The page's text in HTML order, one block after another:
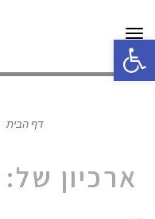
פתח סרגל נגישות
תפריט
דף הבית
ארכיון של: